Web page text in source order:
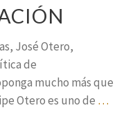
José Otero,
de
mucho más que
Otero es uno de …